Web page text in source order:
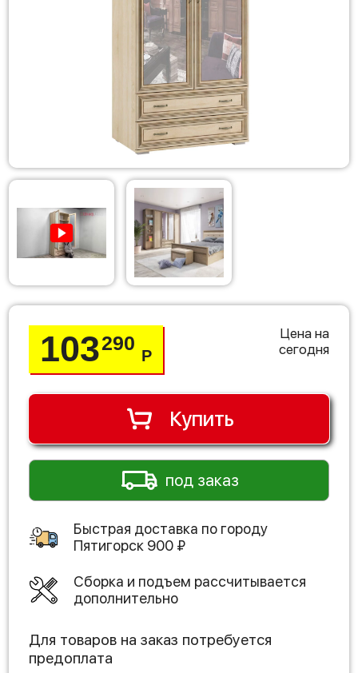
103290
Р
Цена на
сегодня
Купить
под заказ
Быстрая доставка по городу
Пятигорск 900 ₽
Сборка и подъем рассчитывается
дополнительно
Для товаров на заказ потребуется
предоплата